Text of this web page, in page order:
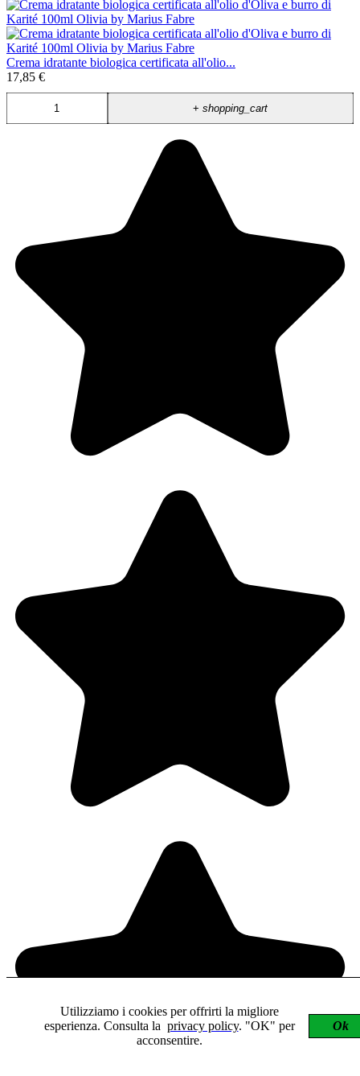
Utilizziamo i cookies per offrirti la migliore
esperienza. Consulta la privacy policy. "OK" per
acconsentire.
Ok
Crema idratante biologica certificata all'olio...
17,85 €
+shopping_cart